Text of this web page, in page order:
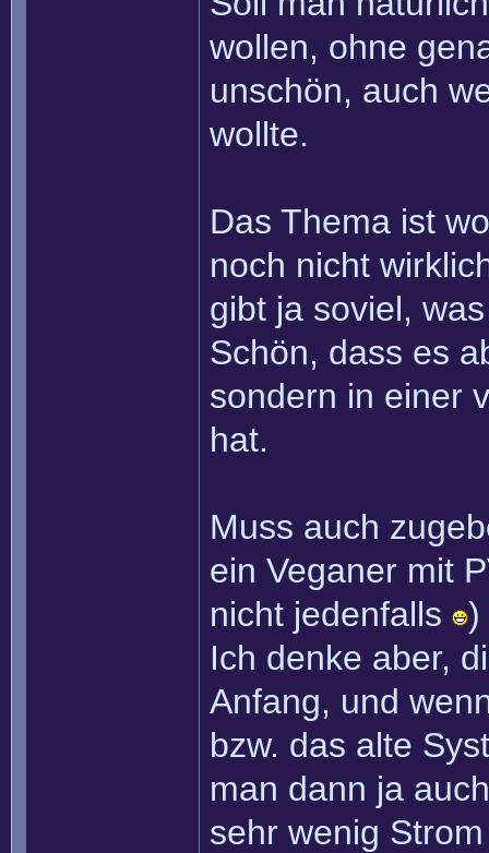
wollen, ohne
unschön, auch
wollte.
Das Thema ist
noch nicht
gibt ja soviel,
Schön, dass es
sondern in einer
hat.
Muss auch
ein Veganer mit
nicht jedenfalls
)
Ich denke aber,
Anfang, und
bzw. das alte
man dann ja
sehr wenig